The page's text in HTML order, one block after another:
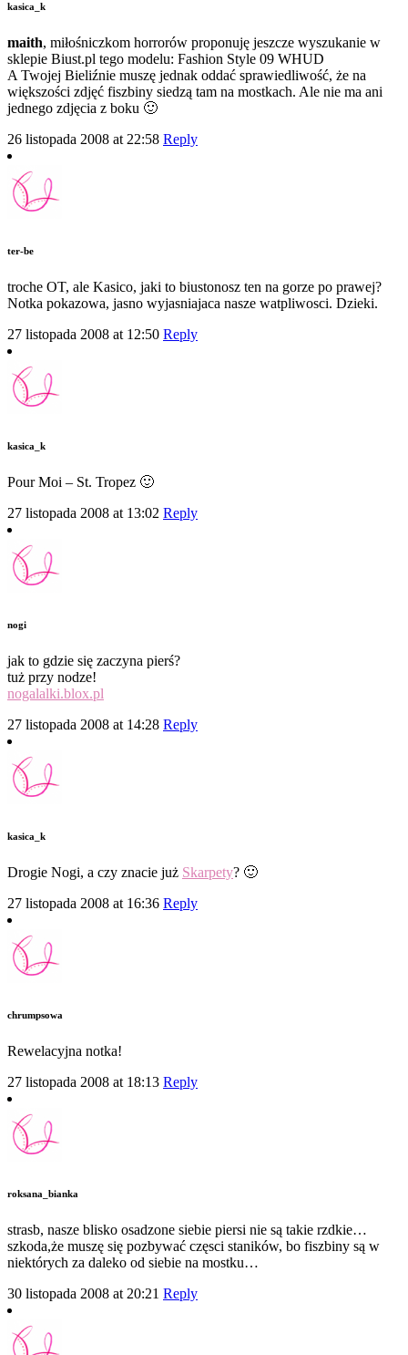
kasica_k
maith, miłośniczkom horrorów proponuję jeszcze wyszukanie w
sklepie Biust.pl tego modelu: Fashion Style 09 WHUD
A Twojej Bieliźnie muszę jednak oddać sprawiedliwość, że na
większości zdjęć fiszbiny siedzą tam na mostkach. Ale nie ma ani
jednego zdjęcia z boku 🙂
26 listopada 2008 at 22:58 Reply
ter-be
troche OT, ale Kasico, jaki to biustonosz ten na gorze po prawej?
Notka pokazowa, jasno wyjasniajaca nasze watpliwosci. Dzieki.
27 listopada 2008 at 12:50 Reply
kasica_k
Pour Moi – St. Tropez 🙂
27 listopada 2008 at 13:02 Reply
nogi
jak to gdzie się zaczyna pierś?
tuż przy nodze!
nogalalki.blox.pl
27 listopada 2008 at 14:28 Reply
kasica_k
Drogie Nogi, a czy znacie już Skarpety? 🙂
27 listopada 2008 at 16:36 Reply
chrumpsowa
Rewelacyjna notka!
27 listopada 2008 at 18:13 Reply
roksana_bianka
strasb, nasze blisko osadzone siebie piersi nie są takie rzdkie…
szkoda,że muszę się pozbywać częsci staników, bo fiszbiny są w
niektórych za daleko od siebie na mostku…
30 listopada 2008 at 20:21 Reply